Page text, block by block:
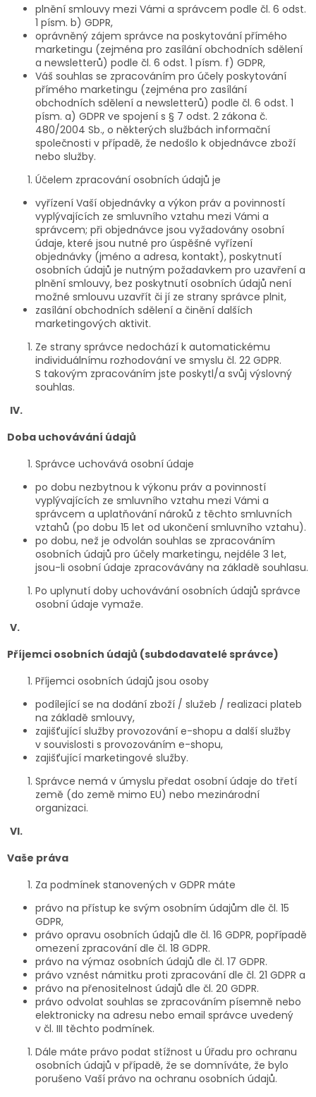
plnění smlouvy mezi Vámi a správcem podle čl. 6 odst.
1 písm. b) GDPR,
oprávněný zájem správce na poskytování přímého
marketingu (zejména pro zasílání obchodních sdělení
a newsletterů) podle čl. 6 odst. 1 písm. f) GDPR,
Váš souhlas se zpracováním pro účely poskytování
přímého marketingu (zejména pro zasílání
obchodních sdělení a newsletterů) podle čl. 6 odst. 1
písm. a) GDPR ve spojení s § 7 odst. 2 zákona č.
480/2004 Sb., o některých službách informační
společnosti v případě, že nedošlo k objednávce zboží
nebo služby.
Účelem zpracování osobních údajů je
vyřízení Vaší objednávky a výkon práv a povinností
vyplývajících ze smluvního vztahu mezi Vámi a
správcem; při objednávce jsou vyžadovány osobní
údaje, které jsou nutné pro úspěšné vyřízení
objednávky (jméno a adresa, kontakt), poskytnutí
osobních údajů je nutným požadavkem pro uzavření a
plnění smlouvy, bez poskytnutí osobních údajů není
možné smlouvu uzavřít či jí ze strany správce plnit,
zasílání obchodních sdělení a činění dalších
marketingových aktivit.
Ze strany správce nedochází k automatickému
individuálnímu rozhodování ve smyslu čl. 22 GDPR.
S takovým zpracováním jste poskytl/a svůj výslovný
souhlas.
IV.
Doba uchovávání údajů
Správce uchovává osobní údaje
po dobu nezbytnou k výkonu práv a povinností
vyplývajících ze smluvního vztahu mezi Vámi a
správcem a uplatňování nároků z těchto smluvních
vztahů (po dobu 15 let od ukončení smluvního vztahu).
po dobu, než je odvolán souhlas se zpracováním
osobních údajů pro účely marketingu, nejdéle 3 let,
jsou-li osobní údaje zpracovávány na základě souhlasu.
Po uplynutí doby uchovávání osobních údajů správce
osobní údaje vymaže.
V.
Příjemci osobních údajů (subdodavatelé správce)
Příjemci osobních údajů jsou osoby
podílející se na dodání zboží / služeb / realizaci plateb
na základě smlouvy,
zajišťující služby provozování e-shopu a další služby
v souvislosti s provozováním e-shopu,
zajišťující marketingové služby.
Správce nemá v úmyslu předat osobní údaje do třetí
země (do země mimo EU) nebo mezinárodní
organizaci.
VI.
Vaše práva
Za podmínek stanovených v GDPR máte
právo na přístup ke svým osobním údajům dle čl. 15
GDPR,
právo opravu osobních údajů dle čl. 16 GDPR, popřípadě
omezení zpracování dle čl. 18 GDPR.
právo na výmaz osobních údajů dle čl. 17 GDPR.
právo vznést námitku proti zpracování dle čl. 21 GDPR a
právo na přenositelnost údajů dle čl. 20 GDPR.
právo odvolat souhlas se zpracováním písemně nebo
elektronicky na adresu nebo email správce uvedený
v čl. III těchto podmínek.
Dále máte právo podat stížnost u Úřadu pro ochranu
osobních údajů v případě, že se domníváte, že bylo
porušeno Vaší právo na ochranu osobních údajů.